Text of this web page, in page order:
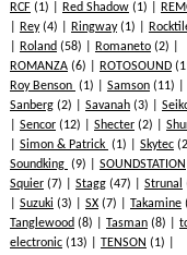
RCF (1) Red Shadow (1)
Rey(4) Ringway(1)
Roland (58) Romaneto (2)
ROMANZA (6) ROTOSOUND
Roy Benson (1) Samson (11)
Sanberg (2) Savanah (3)
Sencor (12) Shecter (2)
Simon & Patrick (1) Skytec
Soundking (9) SOUNDSTATION
Squier (7) Stagg (47) Strunal
Suzuki (3) SX (7) Takamine
Tanglewood (8) Tasman (8)
electronic (13) TENSON (1)